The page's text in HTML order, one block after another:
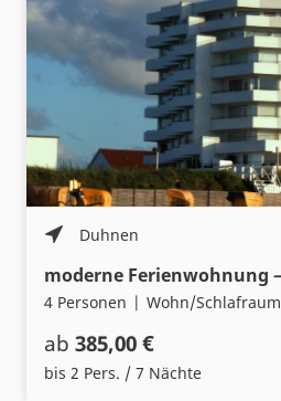
Duhnen
4 Personen Wohn/Schlafraum
ab 385,00 €
bis 2 Pers. / 7 Nächte